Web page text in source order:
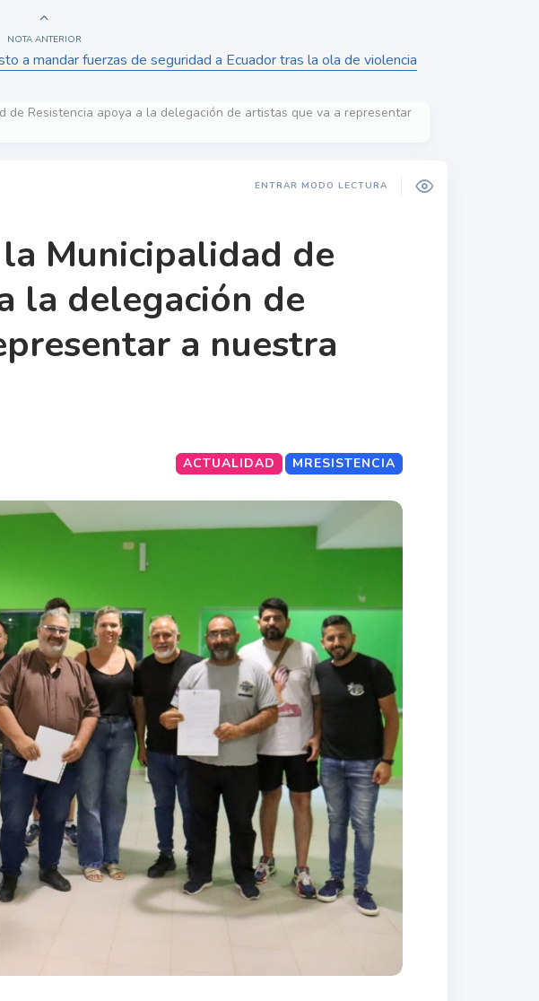
NOTA ANTERIOR
a mandar fuerzas de seguridad a Ecuador tras la ola de violencia
de Resistencia apoya a la delegación de artistas que va a representar
ENTRAR MODO LECTURA
Municipalidad de
la delegación de
a nuestra
MRESISTENCIA
ACTUALIDAD